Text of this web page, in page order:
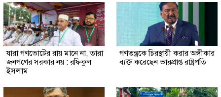
যারা গণভোটের রায় মানে না, তারা
জনগণের সরকার নয় : রফিকুল
ইসলাম
গণতন্ত্রকে চিরস্থায়ী করার অঙ্গীকার
ব্যক্ত করেছেন ভারপ্রাপ্ত রাষ্ট্রপতি